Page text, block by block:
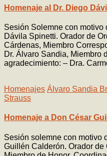
Homenaje al Dr. Diego
Sesión Solemne con
Dávila Spinetti. Orador de
Cárdenas, Miembro
Dr. Álvaro Sandia, Miembro
agradecimiento: – Dra.
Homenajes Álvaro Sandia
Strauss
Homenaje a Don César
Sesión solemne con motivo
Guillén Calderón. Orador de